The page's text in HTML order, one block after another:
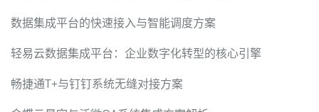
数据集成平台的快速接入与智能调度方案
轻易云数据集成平台：企业数字化转型的核心引擎
畅捷通T+与钉钉系统无缝对接方案